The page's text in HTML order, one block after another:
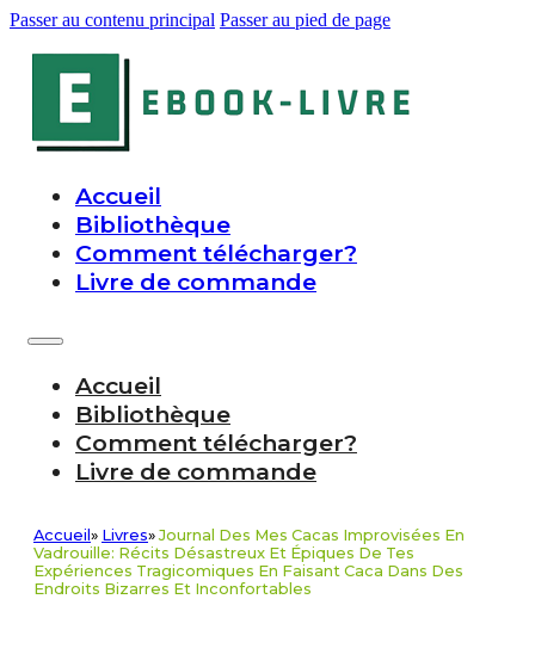
Passer au contenu principal Passer au pied de page
Accueil
Bibliothèque
Comment télécharger?
Livre de commande
Accueil
Bibliothèque
Comment télécharger?
Livre de commande
Accueil » Livres»Journal Des Mes Cacas Improvisées En
Vadrouille: Récits Désastreux Et Épiques De Tes
Expériences Tragicomiques En Faisant Caca Dans Des
Endroits Bizarres Et Inconfortables